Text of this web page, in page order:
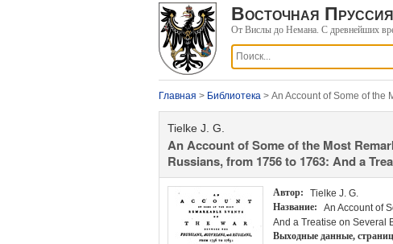
Восточная Пруссия
От Вислы до Немана. С древнейших
Главная > Библиотека > An Account of Some of the
Tielke J. G.
An Account of Some of the Most
Russians, from 1756 to 1763: And a
Maps. The second volume.
Автор:
Tielke J. G.
Название:
An Account of
And a Treatise on Several
Выходные данные,